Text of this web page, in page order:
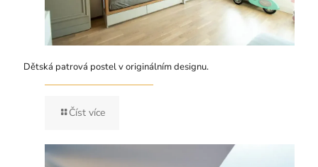
Dětská patrová postel v originálním designu.
Číst více